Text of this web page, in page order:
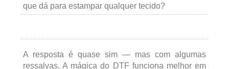
que dá para estampar qualquer tecido?
A resposta é quase sim — mas com algumas
ressalvas. A mágica do DTF funciona melhor em